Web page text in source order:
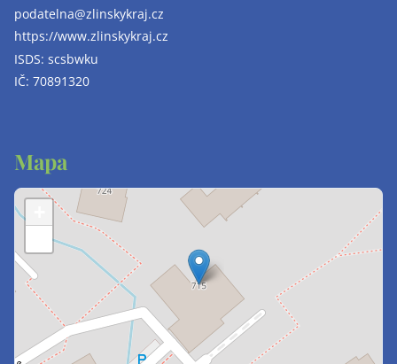
podatelna@zlinskykraj.cz
https://www.zlinskykraj.cz
ISDS: scsbwku
IČ: 70891320
Mapa